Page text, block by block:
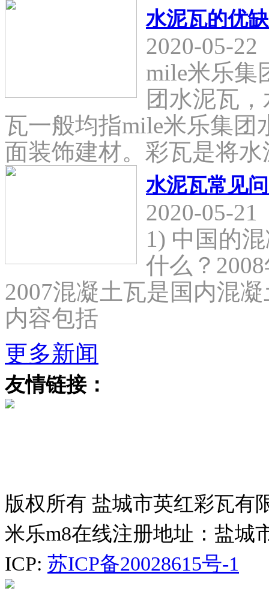
水泥瓦的优
2020-05-22
mile米乐集
团水泥瓦
瓦一般均指mile米乐集团
面装饰建材。彩瓦是将
水泥瓦常见
2020-05-21
1) 中国的
什么？
2007混凝土瓦是国内混
内容包括
更多新闻
友情链接：
版权所有 盐城市英红彩瓦有
米乐m8在线注册地址：盐城
ICP: 苏ICP备20028615号-1